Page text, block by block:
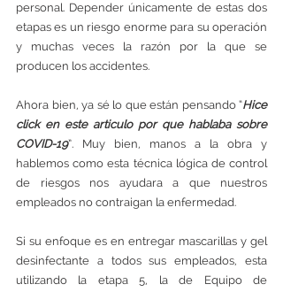
personal. Depender únicamente de estas dos
etapas es un riesgo enorme para su operación
y muchas veces la razón por la que se
producen los accidentes.
Ahora bien, ya sé lo que están pensando “Hice
click en este articulo por que hablaba sobre
COVID-19”. Muy bien, manos a la obra y
hablemos como esta técnica lógica de control
de riesgos nos ayudara a que nuestros
empleados no contraigan la enfermedad.
Si su enfoque es en entregar mascarillas y gel
desinfectante a todos sus empleados, esta
utilizando la etapa 5, la de Equipo de